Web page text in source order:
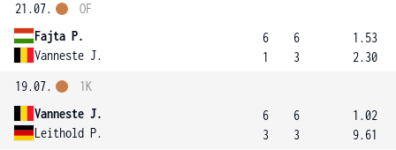
21.07.
Fajta P.
Vanneste J.
OF
6
1
6
3
1.53
2.30
19.07.
Vanneste J.
Leithold P.
1K
6
3
6
3
1.02
9.61